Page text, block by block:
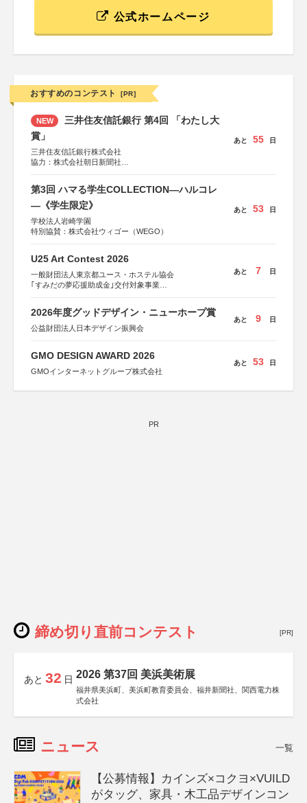
公式ホームページ
おすすめのコンテスト [PR]
NEW
三井住友信託銀行 第4回 「わたし大
賞」
三井住友信託銀行株式会社
協力：株式会社朝日新聞社
あと 55 日
第3回 ハマる学生COLLECTION―ハルコレ
―《学生限定》
学校法人岩崎学園
特別協賛：株式会社ウィゴー（WEGO）
あと 53 日
U25 Art Contest 2026
一般財団法人東京都ユース・ホステル協会
｢すみだの夢応援助成金｣交付対象事業
あと 7 日
2026年度グッドデザイン・ニューホープ賞
公益財団法人日本デザイン振興会
あと 9 日
GMO DESIGN AWARD 2026
GMOインターネットグループ株式会社
あと 53 日
PR
締め切り直前コンテスト [PR]
あと 32 日 2026 第37回 美浜美術展
福井県美浜町、美浜町教育委員会、福井新聞社、関西電力株
式会社
ニュース 一覧
【公募情報】カインズ×コクヨ×VUILD
がタッグ、家具・木工品デザインコン